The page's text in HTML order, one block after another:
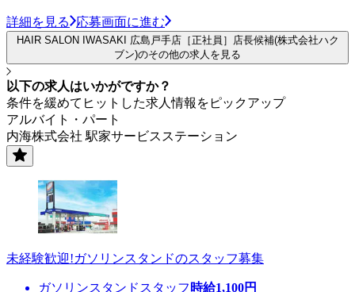
詳細を見る 応募画面に進む
HAIR SALON IWASAKI 広島戸手店［正社員］店長候補(株式会社ハク
ブン)のその他の求人を見る
以下の求人はいかがですか？
条件を緩めてヒットした求人情報をピックアップ
アルバイト・パート
内海株式会社 駅家サービスステーション
未経験歓迎!ガソリンスタンドのスタッフ募集
ガソリンスタンドスタッフ 時給1,100円